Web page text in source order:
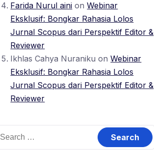
Farida Nurul aini onWebinar
Eksklusif: Bongkar Rahasia Lolos
Jurnal Scopus dari Perspektif Editor &
Reviewer
Ikhlas Cahya Nuraniku onWebinar
Eksklusif: Bongkar Rahasia Lolos
Jurnal Scopus dari Perspektif Editor &
Reviewer